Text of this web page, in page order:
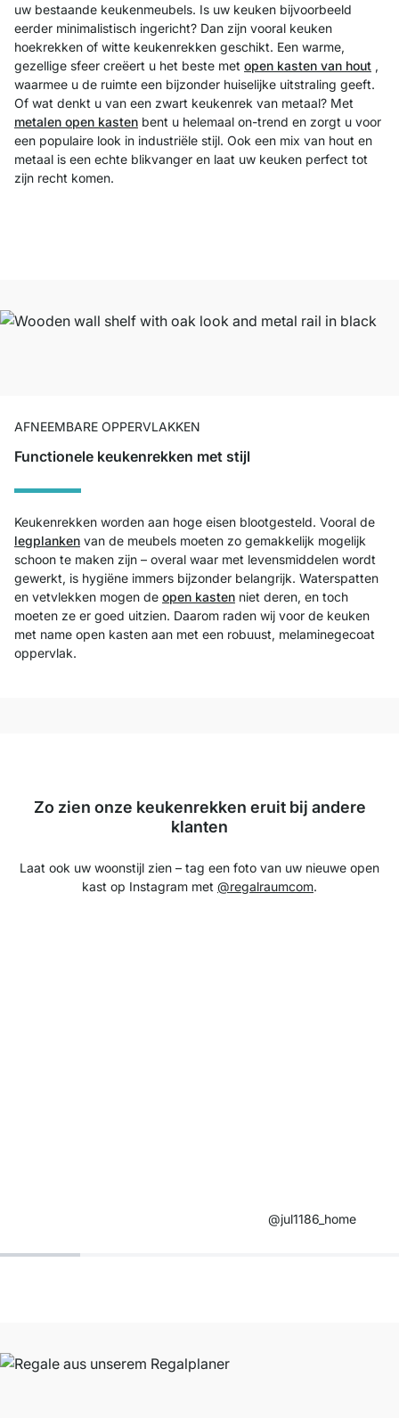
uw bestaande keukenmeubels. Is uw keuken bijvoorbeeld
eerder minimalistisch ingericht? Dan zijn vooral keuken
hoekrekken of witte keukenrekken geschikt. Een warme,
gezellige sfeer creëert u het beste met open kasten van hout ,
waarmee u de ruimte een bijzonder huiselijke uitstraling geeft.
Of wat denkt u van een zwart keukenrek van metaal? Met
metalen open kasten bent u helemaal on-trend en zorgt u voor
een populaire look in industriële stijl. Ook een mix van hout en
metaal is een echte blikvanger en laat uw keuken perfect tot
zijn recht komen.
AFNEEMBARE OPPERVLAKKEN
Functionele keukenrekken met stijl
Keukenrekken worden aan hoge eisen blootgesteld. Vooral de
legplanken van de meubels moeten zo gemakkelijk mogelijk
schoon te maken zijn – overal waar met levensmiddelen wordt
gewerkt, is hygiëne immers bijzonder belangrijk. Waterspatten
en vetvlekken mogen de open kasten niet deren, en toch
moeten ze er goed uitzien. Daarom raden wij voor de keuken
met name open kasten aan met een robuust, melaminegecoat
oppervlak.
Zo zien onze keukenrekken eruit bij andere
klanten
Laat ook uw woonstijl zien – tag een foto van uw nieuwe open
kast op Instagram met @regalraumcom.
@jul1186_home